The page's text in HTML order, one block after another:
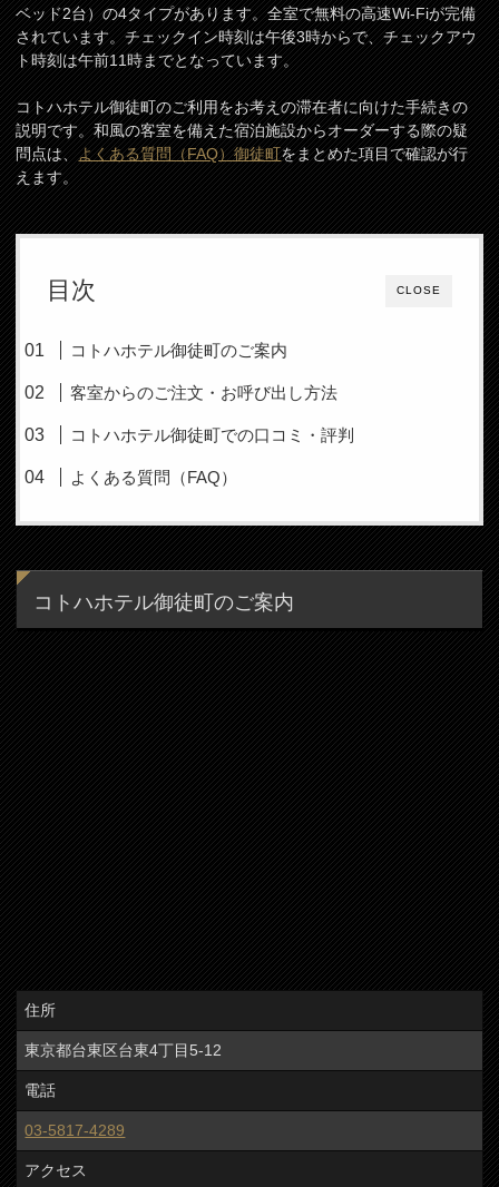
ベッド2台）の4タイプがあります。全室で無料の高速Wi-Fiが完備
されています。チェックイン時刻は午後3時からで、チェックアウ
ト時刻は午前11時までとなっています。
コトハホテル御徒町のご利用をお考えの滞在者に向けた手続きの
説明です。和風の客室を備えた宿泊施設からオーダーする際の疑
問点は、よくある質問（FAQ）御徒町をまとめた項目で確認が行
えます。
CLOSE
目次
コトハホテル御徒町のご案内
客室からのご注文・お呼び出し方法
コトハホテル御徒町での口コミ・評判
よくある質問（FAQ）
コトハホテル御徒町のご案内
住所
東京都台東区台東4丁目5-12
電話
03-5817-4289
アクセス